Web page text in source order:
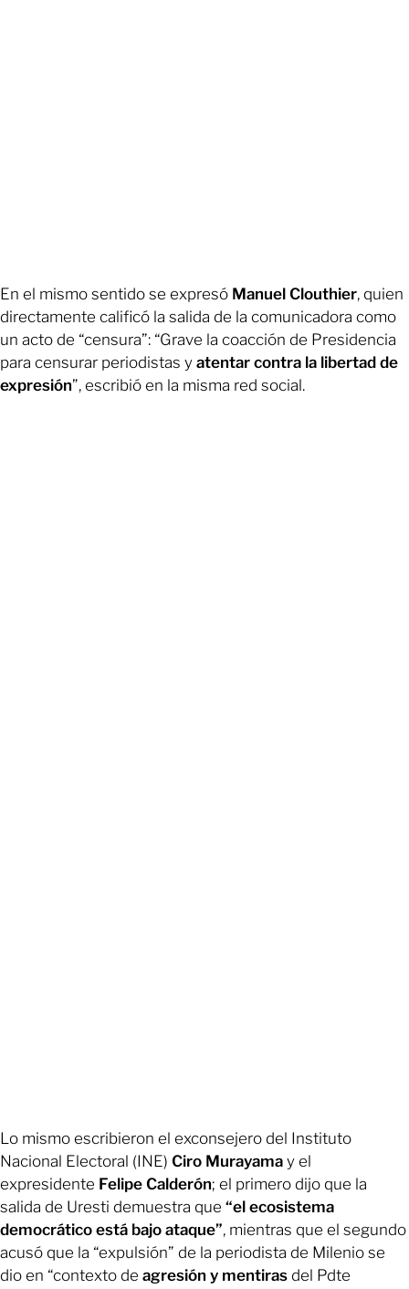
En el mismo sentido se expresó Manuel Clouthier, quien
directamente calificó la salida de la comunicadora como
un acto de “censura”: “Grave la coacción de Presidencia
para censurar periodistas y atentar contra la libertad de
expresión”, escribió en la misma red social.
Lo mismo escribieron el exconsejero del Instituto
Nacional Electoral (INE) Ciro Murayama y el
expresidente Felipe Calderón; el primero dijo que la
salida de Uresti demuestra que “el ecosistema
democrático está bajo ataque”, mientras que el segundo
acusó que la “expulsión” de la periodista de Milenio se
dio en “contexto de agresión y mentiras del Pdte